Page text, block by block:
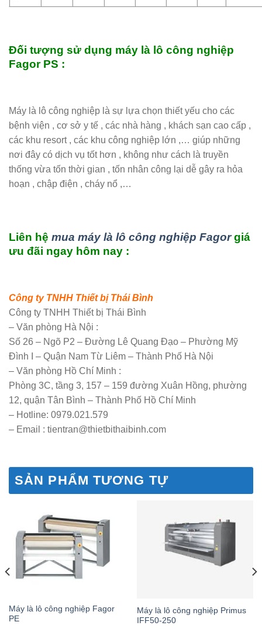
Đối tượng sử dụng máy là lô công nghiệp
Fagor PS :
Máy là lô công nghiệp là sự lựa chọn thiết yếu cho các
bệnh viện , cơ sở y tế , các nhà hàng , khách sạn cao cấp ,
các khu resort , các khu công nghiệp lớn ,… giúp những
nơi đây có dịch vụ tốt hơn , không như cách là truyền
thống vừa tốn thời gian , tốn nhân công lại dễ gây ra hỏa
hoạn , chập điện , cháy nổ ,…
Liên hệ mua máy là lô công nghiệp Fagorgiá
ưu đãi ngay hôm nay :
Công ty TNHH Thiết bị Thái Bình
Công ty TNHH Thiết bị Thái Bình
– Văn phòng Hà Nội :
Số 26 – Ngõ P2 – Đường Lê Quang Đạo – Phường Mỹ
Đình I – Quận Nam Từ Liêm – Thành Phố Hà Nội
– Văn phòng Hồ Chí Minh :
Phòng 3C, tầng 3, 157 – 159 đường Xuân Hồng, phường
12, quận Tân Bình – Thành Phố Hồ Chí Minh
– Hotline: 0979.021.579
– Email : tientran@thietbithaibinh.com
SẢN PHẨM TƯƠNG TỰ
Máy là lô công nghiệp Fagor
PE
Máy là lô công nghiệp Primus
IFF50-250